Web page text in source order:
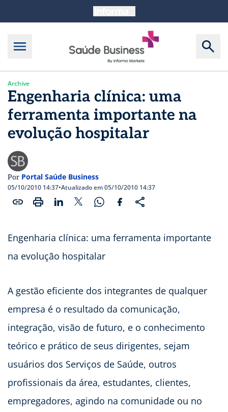
Archive
Engenharia clínica: uma
ferramenta importante na
evolução hospitalar
Por Portal Saúde Business
05/10/2010 14:37•Atualizado em 05/10/2010 14:37
Engenharia clínica: uma ferramenta importante
na evolução hospitalar
A gestão eficiente dos integrantes de qualquer
empresa é o resultado da comunicação,
integração, visão de futuro, e o conhecimento
teórico e prático de seus dirigentes, sejam
usuários dos Serviços de Saúde, outros
profissionais da área, estudantes, clientes,
empregadores, agindo na comunidade ou no